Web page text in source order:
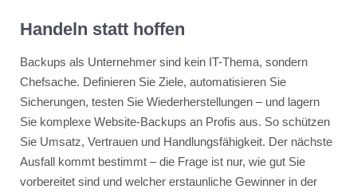
Handeln statt hoffen
Backups als Unternehmer sind kein IT-Thema, sondern
Chefsache. Definieren Sie Ziele, automatisieren Sie
Sicherungen, testen Sie Wiederherstellungen – und lagern
Sie komplexe Website-Backups an Profis aus. So schützen
Sie Umsatz, Vertrauen und Handlungsfähigkeit. Der nächste
Ausfall kommt bestimmt – die Frage ist nur, wie gut Sie
vorbereitet sind und welcher erstaunliche Gewinner in der